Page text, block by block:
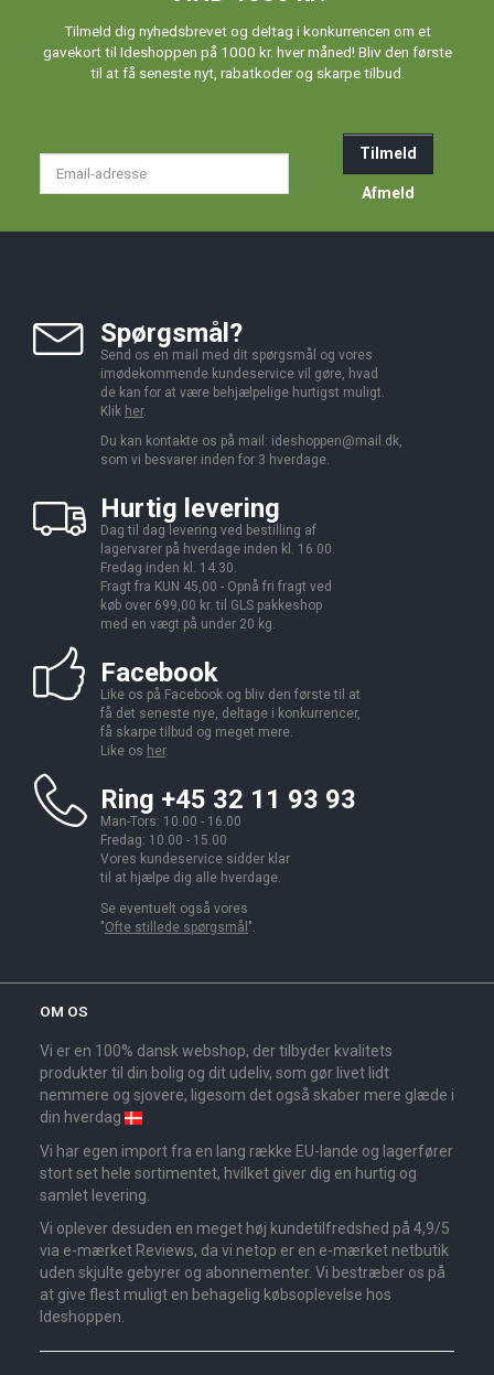
Tilmeld dig nyhedsbrevet og deltag i konkurrencen om et
gavekort til Ideshoppen på 1000 kr. hver måned! Bliv den første
til at få seneste nyt, rabatkoder og skarpe tilbud.
Tilmeld
Afmeld
Spørgsmål?
Send os en mail med dit spørgsmål og vores
imødekommende kundeservice vil gøre, hvad
de kan for at være behjælpelige hurtigst muligt.
Klik her.
Du kan kontakte os på mail: ideshoppen@mail.dk,
som vi besvarer inden for 3 hverdage.
Hurtig levering
Dag til dag levering ved bestilling af
lagervarer på hverdage inden kl. 16.00.
Fredag inden kl. 14.30.
Fragt fra KUN 45,00 - Opnå fri fragt ved
køb over 699,00 kr. til GLS pakkeshop
med en vægt på under 20 kg.
Facebook
Like os på Facebook og bliv den første til at
få det seneste nye, deltage i konkurrencer,
få skarpe tilbud og meget mere.
Like os her.
Ring +45 32 11 93 93
Man-Tors: 10.00 - 16.00
Fredag: 10.00 - 15.00
Vores kundeservice sidder klar
til at hjælpe dig alle hverdage.
Se eventuelt også vores
"Ofte stillede spørgsmål ".
OM OS
Vi er en 100% dansk webshop, der tilbyder kvalitets
produkter til din bolig og dit udeliv, som gør livet lidt
nemmere og sjovere, ligesom det også skaber mere glæde i
din hverdag
Vi har egen import fra en lang række EU-lande og lagerfører
stort set hele sortimentet, hvilket giver dig en hurtig og
samlet levering.
Vi oplever desuden en meget høj kundetilfredshed på 4,9/5
via e-mærket Reviews, da vi netop er en e-mærket netbutik
uden skjulte gebyrer og abonnementer. Vi bestræber os på
at give flest muligt en behagelig købsoplevelse hos
Ideshoppen.